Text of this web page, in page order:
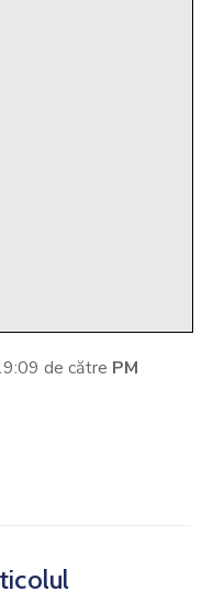
de către PM